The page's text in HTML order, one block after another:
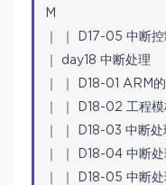
M
｜ ｜ D17-05 中断
｜ day18 中断处理
｜ ｜ D18-01 ARM
｜ ｜ D18-02 工程
｜ ｜ D18-03 中断
｜ ｜ D18-04 中断
｜ ｜ D18-05 中断